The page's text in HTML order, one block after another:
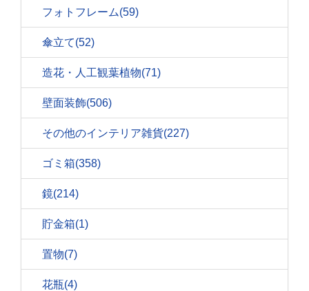
フォトフレーム(59)
傘立て(52)
造花・人工観葉植物(71)
壁面装飾(506)
その他のインテリア雑貨(227)
ゴミ箱(358)
鏡(214)
貯金箱(1)
置物(7)
花瓶(4)